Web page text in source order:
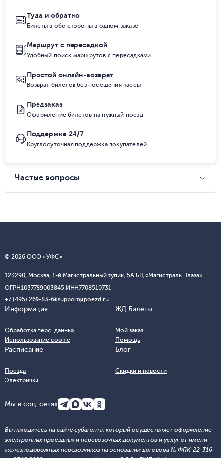
Туда и обратно
Билеты в обе стороны в одном заказе
Маршрут с пересадкой
Удобный поиск маршрутов с пересадками
Простой онлайн-возврат
Возврат билетов без посещения кассы
Предзаказ
Оформление билетов на нужный поезд
Поддержка 24/7
Круглосуточная поддержка покупателей
Частые вопросы
© 2026 ООО «УФС»
123290, Москва, 1-й Магистральный тупик, 5А БЦ «Магистраль Плаза»
ОГРН1037789003845;ИНН7708510731
+7 (495) 269-83-65support@poezd.ru
Информация
Обработка перс. данных
Использование cookie
ЖД Билеты
Мой заказ
Помощь
Расписание
Поезда
Электрички
Блог
Скидки и новости
Мы в соц. сетях
Вы находитесь на сайте субагента, который осуществляет оформление
электронных проездных и перевозочных документов и услуг от имени
железнодорожных перевозчиков на основании договора № ФПК-22-316